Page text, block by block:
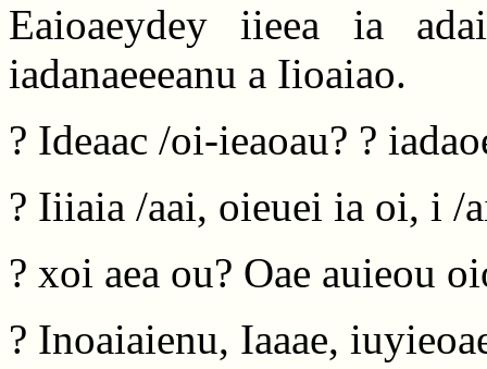
Eaioaeydey iieea ia
iadanaeeeanu a Iioaiao.
? Ideaac /oi-ieaoau? ?
? Iiiaia /aai, oieuei ia oi, i /
? xoi aea ou? Oae auieou
? Inoaiaienu, Iaaae,